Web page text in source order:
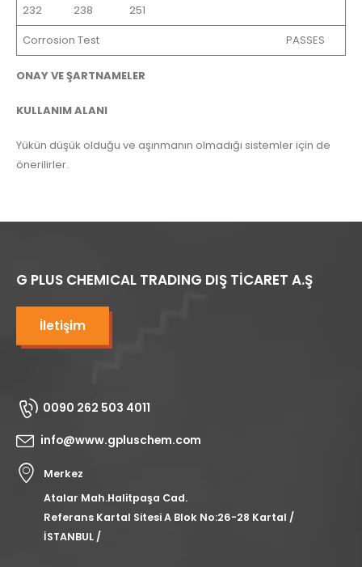
232 238 251
Corrosion Test PASSES
ONAY VE ŞARTNAMELER
KULLANIM ALANI
Yükün düşük olduğu ve aşınmanın olmadığı sistemler için de
önerilirler.
G PLUS CHEMICAL TRADING DIŞ TİCARET A.Ş
İletişim
0090 262 503 4011
info@www.gpluschem.com
Merkez
Atalar Mah.Halitpaşa Cad.
Referans Kartal Sitesi A Blok No:26-28 Kartal /
İSTANBUL /